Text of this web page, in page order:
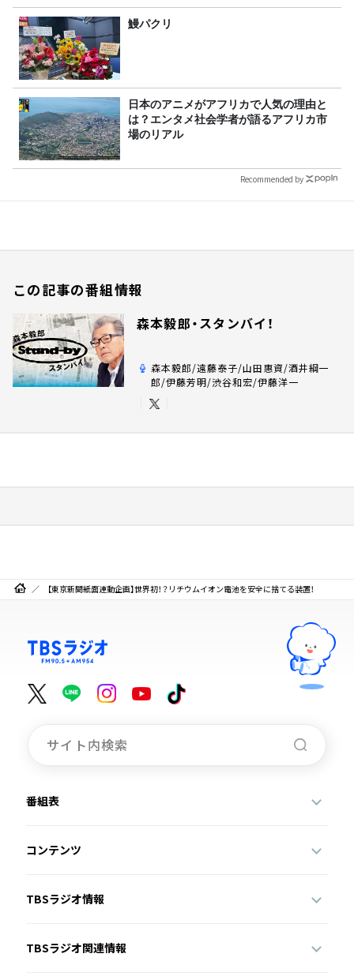
鰻パクリ
日本のアニメがアフリカで人気の理由と
は？エンタメ社会学者が語るアフリカ市
場のリアル
Recommended by
この記事の番組情報
森本毅郎・スタンバイ！
森本毅郎/遠藤泰子/山田惠資/酒井綱一
郎/伊藤芳明/渋谷和宏/伊藤洋一
【東京新聞紙面連動企画】世界初！？リチウムイオン電池を安全に捨てる装置！
番組表
コンテンツ
TBSラジオ情報
TBSラジオ関連情報